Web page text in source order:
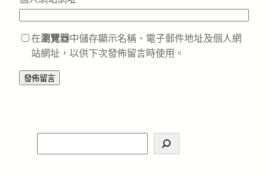
在瀏覽器中儲存顯示名稱、電子郵件地址及個人網
站網址，以供下次發佈留言時使用。
e